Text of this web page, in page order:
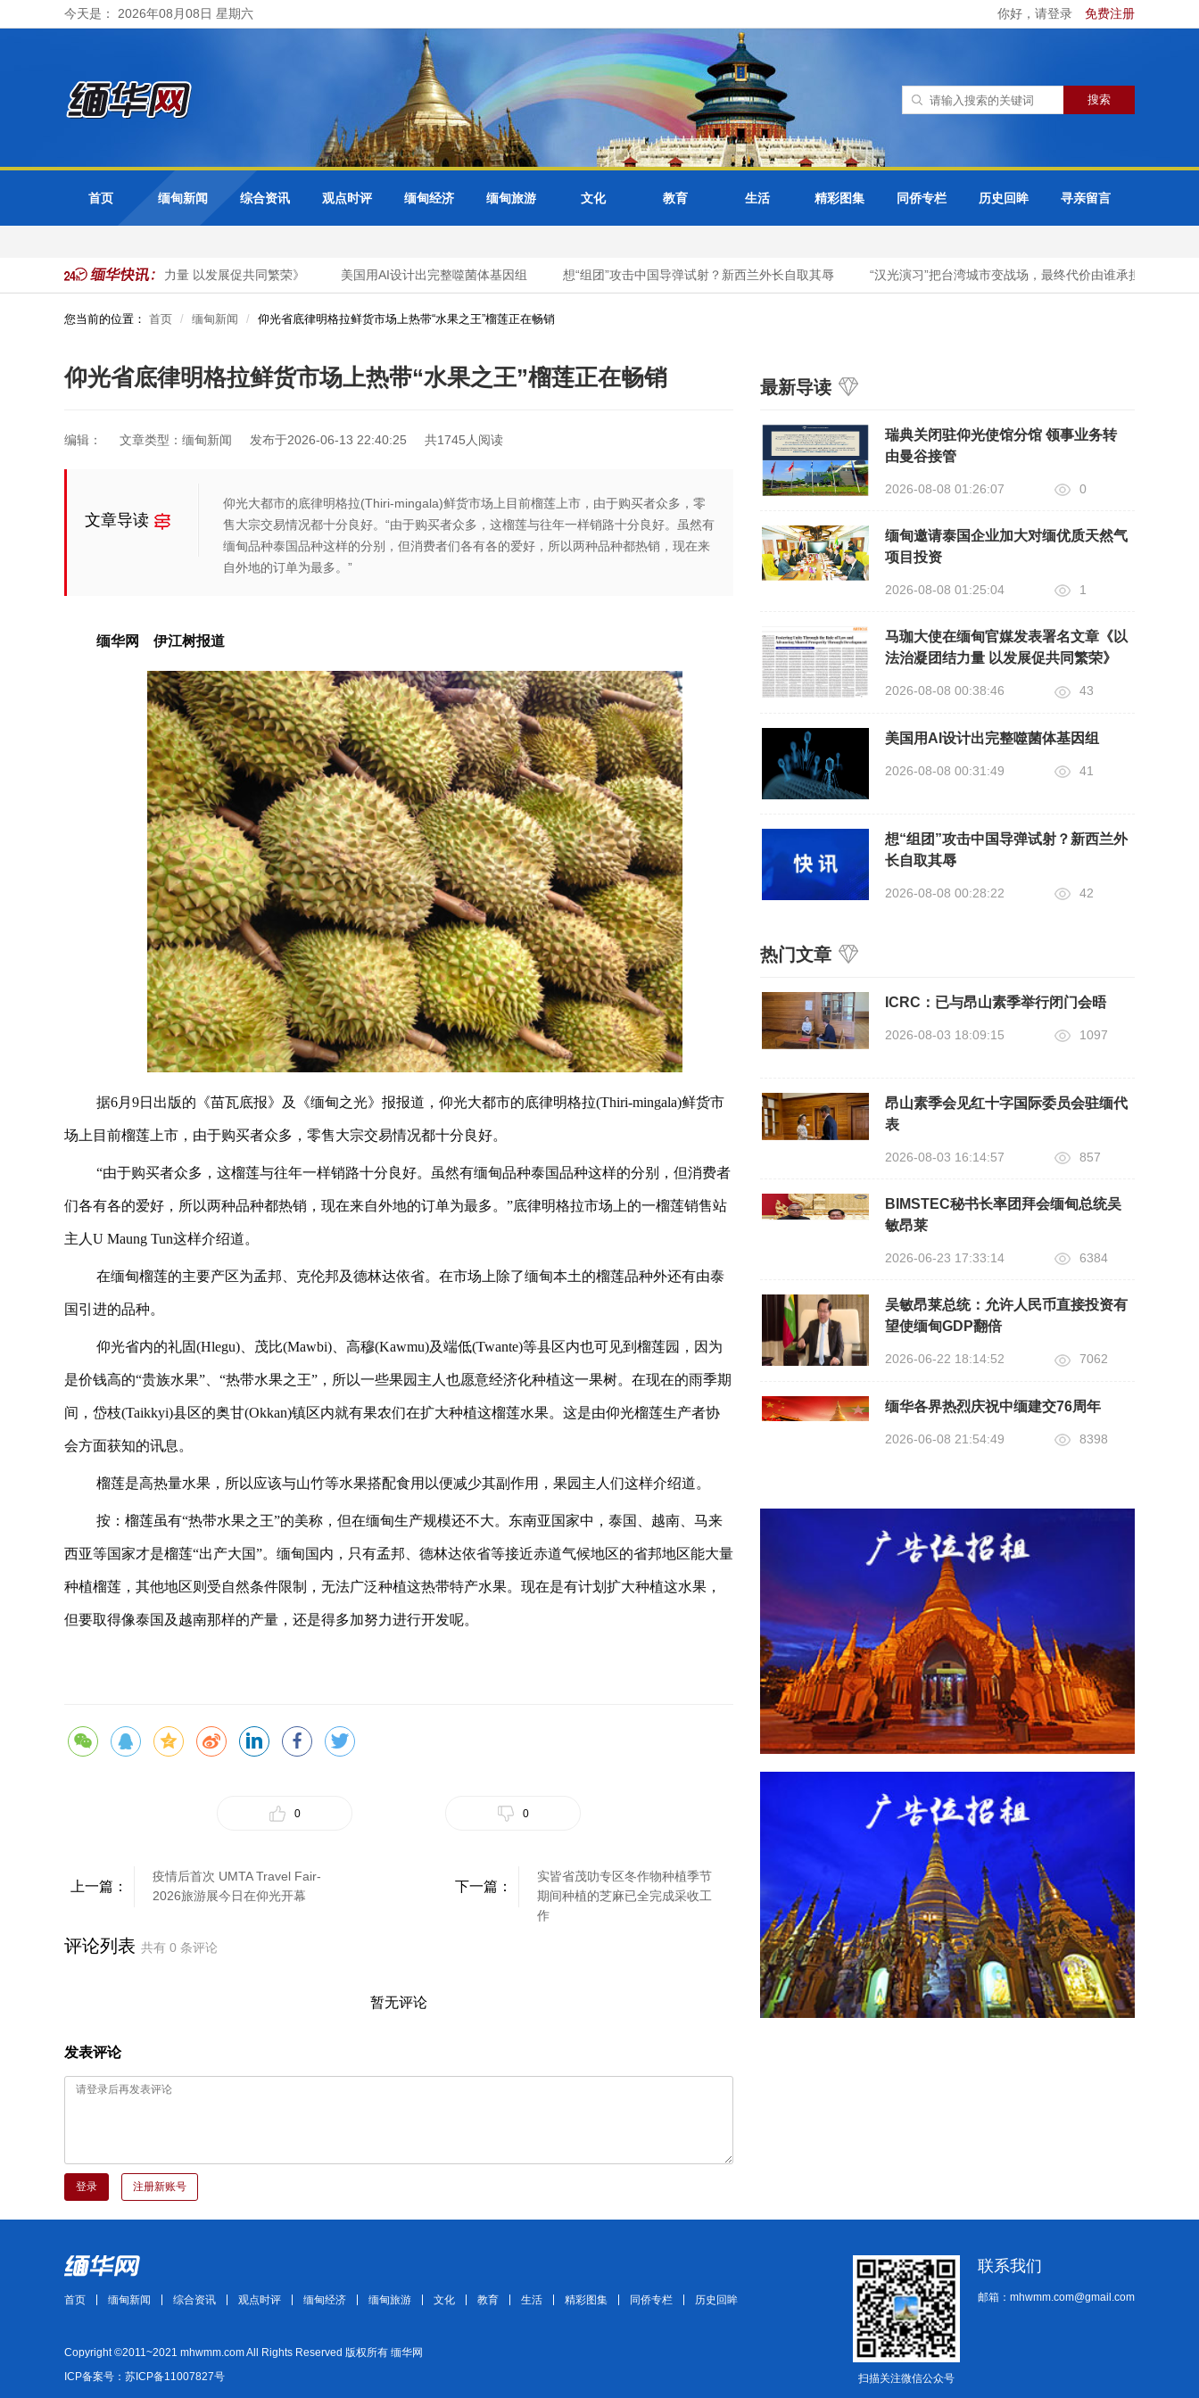
今天是： 2026年08月08日 星期六 你好，请登录 免费注册
首页 缅甸新闻 综合资讯 观点时评 缅甸经济 缅甸旅游 文化 教育 生活 精彩图集 同侨专栏 历史回眸 寻亲留言
署名文章《以法治凝团结力量 以发展促共同繁荣》 美国用AI设计出完整噬菌体基因组 想“组团”攻击中国导弹试射？新西兰外长自取其辱 “汉光演习”把台湾城市变战场，最终代价由谁承担？
您当前的位置： 首页 缅甸新闻 仰光省底律明格拉鲜货市场上热带“水果之王”榴莲正在畅销
仰光省底律明格拉鲜货市场上热带“水果之王”榴莲正在畅销
编辑： 文章类型：缅甸新闻 发布于2026-06-13 22:40:25 共1745人阅读
文章导读
仰光大都市的底律明格拉(Thiri-mingala)鲜货市场上目前榴莲上市，由于购买者众多，零
售大宗交易情况都十分良好。“由于购买者众多，这榴莲与往年一样销路十分良好。虽然有
缅甸品种泰国品种这样的分别，但消费者们各有各的爱好，所以两种品种都热销，现在来
自外地的订单为最多。”
缅华网 伊江树报道
据6月9日出版的《苗瓦底报》及《缅甸之光》报报道，仰光大都市的底律明格拉(Thiri-mingala)鲜货市
场上目前榴莲上市，由于购买者众多，零售大宗交易情况都十分良好。
“由于购买者众多，这榴莲与往年一样销路十分良好。虽然有缅甸品种泰国品种这样的分别，但消费者
们各有各的爱好，所以两种品种都热销，现在来自外地的订单为最多。”底律明格拉市场上的一榴莲销售站
主人U Maung Tun这样介绍道。
在缅甸榴莲的主要产区为孟邦、克伦邦及德林达依省。在市场上除了缅甸本土的榴莲品种外还有由泰
国引进的品种。
仰光省内的礼固(Hlegu)、茂比(Mawbi)、高穆(Kawmu)及端低(Twante)等县区内也可见到榴莲园，因为
是价钱高的“贵族水果”、“热带水果之王”，所以一些果园主人也愿意经济化种植这一果树。在现在的雨季期
间，岱枝(Taikkyi)县区的奥甘(Okkan)镇区内就有果农们在扩大种植这榴莲水果。这是由仰光榴莲生产者协
会方面获知的讯息。
榴莲是高热量水果，所以应该与山竹等水果搭配食用以便减少其副作用，果园主人们这样介绍道。
按：榴莲虽有“热带水果之王”的美称，但在缅甸生产规模还不大。东南亚国家中，泰国、越南、马来
西亚等国家才是榴莲“出产大国”。缅甸国内，只有孟邦、德林达依省等接近赤道气候地区的省邦地区能大量
种植榴莲，其他地区则受自然条件限制，无法广泛种植这热带特产水果。现在是有计划扩大种植这水果，
但要取得像泰国及越南那样的产量，还是得多加努力进行开发呢。
0 0
上一篇：
疫情后首次 UMTA Travel Fair-
2026旅游展今日在仰光开幕
下一篇：
实皆省茂叻专区冬作物种植季节
期间种植的芝麻已全完成采收工
作
评论列表 共有 0 条评论
暂无评论
发表评论
登录 注册新账号
最新导读
瑞典关闭驻仰光使馆分馆 领事业务转
由曼谷接管
2026-08-08 01:26:07 0
缅甸邀请泰国企业加大对缅优质天然气
项目投资
2026-08-08 01:25:04 1
马珈大使在缅甸官媒发表署名文章《以
法治凝团结力量 以发展促共同繁荣》
2026-08-08 00:38:46 43
美国用AI设计出完整噬菌体基因组
2026-08-08 00:31:49 41
想“组团”攻击中国导弹试射？新西兰外
长自取其辱
2026-08-08 00:28:22 42
热门文章
ICRC：已与昂山素季举行闭门会晤
2026-08-03 18:09:15 1097
昂山素季会见红十字国际委员会驻缅代
表
2026-08-03 16:14:57 857
BIMSTEC秘书长率团拜会缅甸总统吴
敏昂莱
2026-06-23 17:33:14 6384
吴敏昂莱总统：允许人民币直接投资有
望使缅甸GDP翻倍
2026-06-22 18:14:52 7062
缅华各界热烈庆祝中缅建交76周年
2026-06-08 21:54:49 8398
首页 缅甸新闻 综合资讯 观点时评 缅甸经济 缅甸旅游 文化 教育 生活 精彩图集 同侨专栏 历史回眸
Copyright ©2011~2021 mhwmm.com All Rights Reserved 版权所有 缅华网
ICP备案号：苏ICP备11007827号
扫描关注微信公众号
联系我们
邮箱：mhwmm.com@gmail.com